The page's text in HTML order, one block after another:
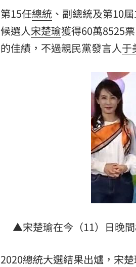
全網最醜邊牧被帶走了！狗爸媽
金門縣民卡全面數位化！悠遊付
豪宅價格鬆動！台北之星跌破200
Elly突辣洩性感裸背 釣出親媽小
公墓旁透天厝突竄火 女性長者倒
20:31
15:27
三立iNEWS新聞台線上直播 18:00
市場到酒場料理！可果美蕃茄醬
父親節送會拉筋的按
第15任總統 、副總統及第10
候選人宋楚瑜獲得60萬8525
的佳績，不過親民黨發言人于
▲宋楚瑜在今（11）日晚間
2020總統大選結果出爐，宋